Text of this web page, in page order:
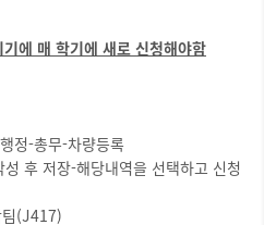
에 매 학기에 새로 신청해야함
정-총무-차량등록
후 저장-해당내역을 선택하고 신청
팀(J417)